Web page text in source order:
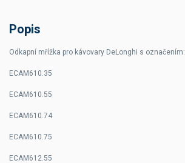
Popis
Odkapní mřížka pro kávovary DeLonghi s označením:
ECAM610.35
ECAM610.55
ECAM610.74
ECAM610.75
ECAM612.55